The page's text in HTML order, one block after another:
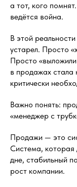
а тот, кого
ведётся война.
В этой
устарел. Просто
Просто
в продажах
критически
Важно понять:
«менеджер с
Продажи — это
Система, которая
дне, стабильный
рост компании.